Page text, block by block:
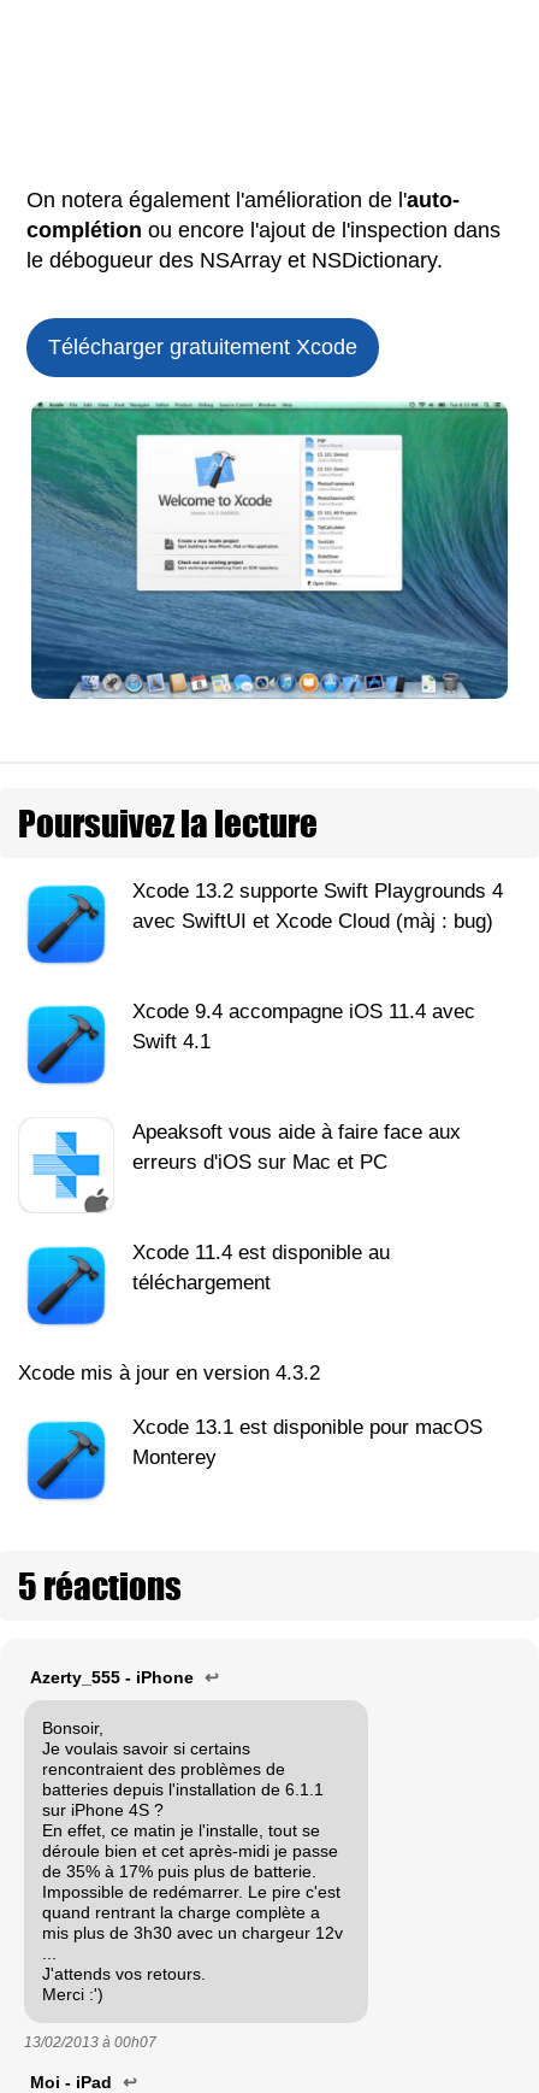
On notera également l'amélioration de l'auto-
complétion ou encore l'ajout de l'inspection dans
le débogueur des NSArray et NSDictionary.
Télécharger gratuitement Xcode
Poursuivez la lecture
Xcode 13.2 supporte Swift Playgrounds 4
avec SwiftUI et Xcode Cloud (màj : bug)
Xcode 9.4 accompagne iOS 11.4 avec
Swift 4.1
Apeaksoft vous aide à faire face aux
erreurs d'iOS sur Mac et PC
Xcode 11.4 est disponible au
téléchargement
Xcode mis à jour en version 4.3.2
Xcode 13.1 est disponible pour macOS
Monterey
5 réactions
Azerty_555 - iPhone ↩
Bonsoir,
Je voulais savoir si certains
rencontraient des problèmes de
batteries depuis l'installation de 6.1.1
sur iPhone 4S ?
En effet, ce matin je l'installe, tout se
déroule bien et cet après-midi je passe
de 35% à 17% puis plus de batterie.
Impossible de redémarrer. Le pire c'est
quand rentrant la charge complète a
mis plus de 3h30 avec un chargeur 12v
J'attends vos retours.
Merci :')
13/02/2013 à 00h07
Moi - iPad ↩